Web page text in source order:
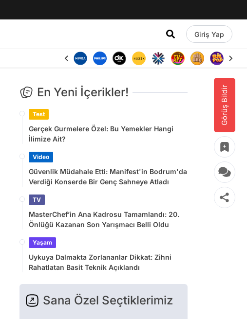
Giriş Yap
Görüş Bildir
En Yeni İçerikler!
Test
Gerçek Gurmelere Özel: Bu Yemekler Hangi
İlimize Ait?
Video
Güvenlik Müdahale Etti: Manifest'in Bodrum'da
Verdiği Konserde Bir Genç Sahneye Atladı
TV
MasterChef’in Ana Kadrosu Tamamlandı: 20.
Önlüğü Kazanan Son Yarışmacı Belli Oldu
Yaşam
Uykuya Dalmakta Zorlananlar Dikkat: Zihni
Rahatlatan Basit Teknik Açıklandı
Sana Özel Seçtiklerimiz